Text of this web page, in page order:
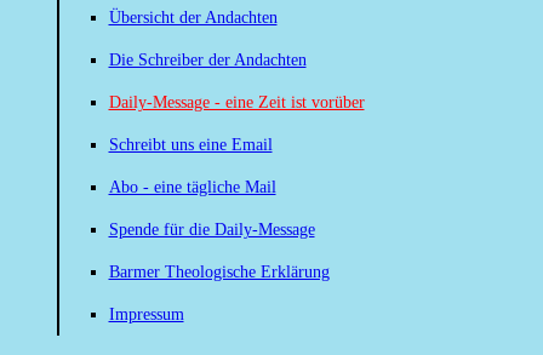
Übersicht der Andachten
Die Schreiber der Andachten
Daily-Message - eine Zeit ist vorüber
Schreibt uns eine Email
Abo - eine tägliche Mail
Spende für die Daily-Message
Barmer Theologische Erklärung
Impressum